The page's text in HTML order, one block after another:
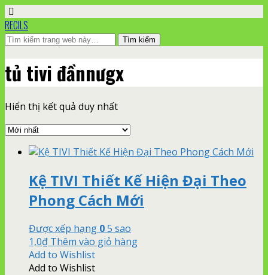
RECILS
tủ tivi đầnnưgx
Hiển thị kết quả duy nhất
Kệ TIVI Thiết Kế Hiện Đại Theo
Phong Cách Mới
Được xếp hạng 05 sao
1,0₫ Thêm vào giỏ hàng
Add to Wishlist
Add to Wishlist